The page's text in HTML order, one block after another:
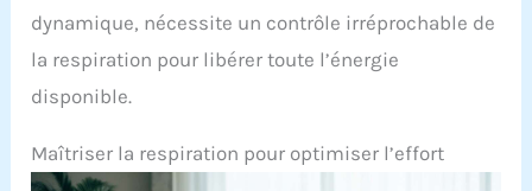
dynamique, nécessite un contrôle irréprochable de
la respiration pour libérer toute l’énergie
disponible.
Maîtriser la respiration pour optimiser l’effort